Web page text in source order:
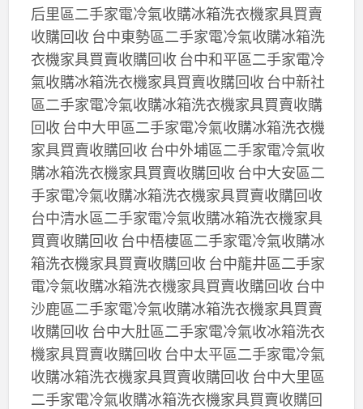
后里區二手家電冷氣收購冰箱洗衣機家具買賣
收購回收 台中東勢區二手家電冷氣收購冰箱洗
衣機家具買賣收購回收 台中和平區二手家電冷
氣收購冰箱洗衣機家具買賣收購回收 台中新社
區二手家電冷氣收購冰箱洗衣機家具買賣收購
回收 台中大甲區二手家電冷氣收購冰箱洗衣機
家具買賣收購回收 台中外埔區二手家電冷氣收
購冰箱洗衣機家具買賣收購回收 台中大安區二
手家電冷氣收購冰箱洗衣機家具買賣收購回收
台中清水區二手家電冷氣收購冰箱洗衣機家具
買賣收購回收 台中梧棲區二手家電冷氣收購冰
箱洗衣機家具買賣收購回收 台中龍井區二手家
電冷氣收購冰箱洗衣機家具買賣收購回收 台中
沙鹿區二手家電冷氣收購冰箱洗衣機家具買賣
收購回收 台中大肚區二手家電冷氣收冰箱洗衣
機家具買賣收購回收 台中太平區二手家電冷氣
收購冰箱洗衣機家具買賣收購回收 台中大里區
二手家電冷氣收購冰箱洗衣機家具買賣收購回